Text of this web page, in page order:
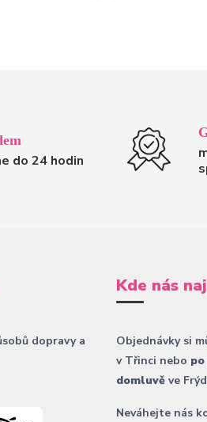
do 24 hodin
dopravy a
Kde nás
Objednávky si
v Třinci nebo
domluvě ve
Neváhejte nás